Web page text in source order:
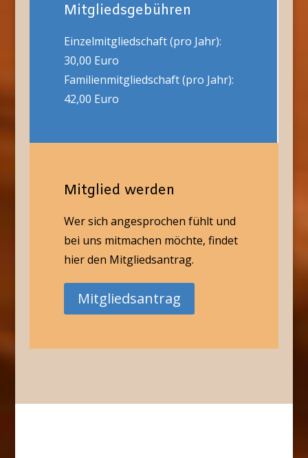
Mitgliedsgebühren
Einzelmitgliedschaft (pro Jahr):
30,00 Euro
Familienmitgliedschaft (pro Jahr):
42,00 Euro
Mitglied werden
Wer sich angesprochen fühlt und
bei uns mitmachen möchte, findet
hier den Mitgliedsantrag.
Mitgliedsantrag